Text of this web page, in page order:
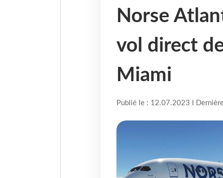
Norse
vol direct
Miami
Publié le : 12.07.2023 I